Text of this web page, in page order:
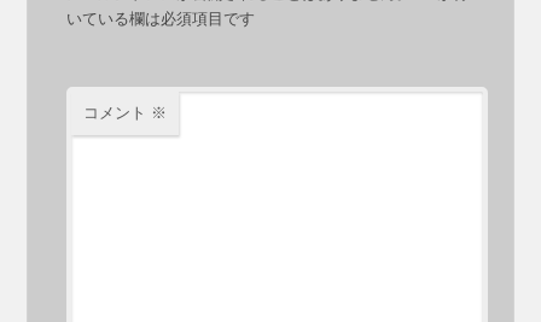
いている欄は必須項目です
コメント ※